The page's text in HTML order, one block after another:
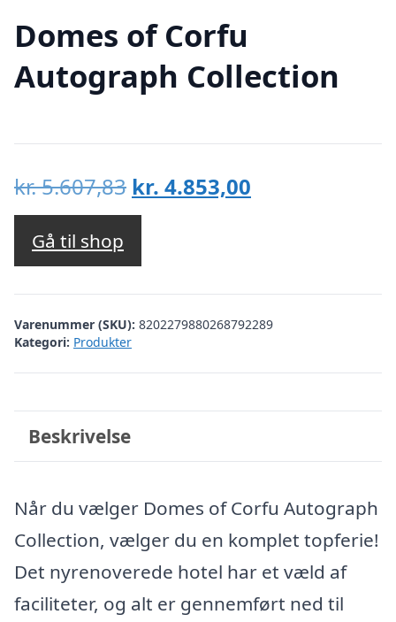
Domes of Corfu
Autograph Collection
kr.5.607,83 Den
oprindelige
var:
kr. 5.607,83.
kr. 4.853,00
kr. 4.853,00.
Gå til shop
Varenummer (SKU): 8202279880268792289
Kategori: Produkter
Beskrivelse
Når du vælger Domes of Corfu Autograph
Collection, vælger du en komplet topferie!
Det nyrenoverede hotel har et væld af
faciliteter, og alt er gennemført ned til